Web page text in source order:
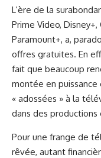
L’ère de la
Prime Video,
Paramount+, a,
offres gratuites. En
fait que beaucoup
montée en
« adossées » à la
dans des productions
Pour une frange de
rêvée, autant